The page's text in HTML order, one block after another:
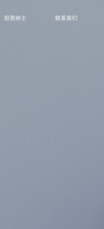
招贤纳士 联系我们